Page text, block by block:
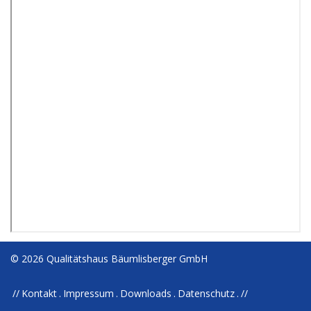
© 2026 Qualitätshaus Bäumlisberger GmbH
Kontakt Impressum Downloads Datenschutz //